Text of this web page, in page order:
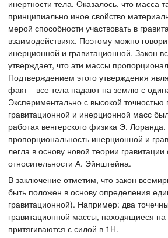
инертности тела. Оказалось, что масса
принципиально иное свойство
мерой способности участвовать в
взаимодействиях. Поэтому можно
инерционной и гравитационной. Закон
утверждает, что эти массы
Подтверждением этого утверждения
факт – все тела падают на землю с
Экспериментально с высокой точностью
гравитационной и инерционной масс
работах венгерского физика Э.
пропорциональность инерционной и
легла в основу новой теории
относительности А. Эйнштейна.
В заключение отметим, что закон
быть положен в основу определения
гравитационной). Например: два
гравитационной массы, находящиеся на
притягиваются с силой в 1Н.